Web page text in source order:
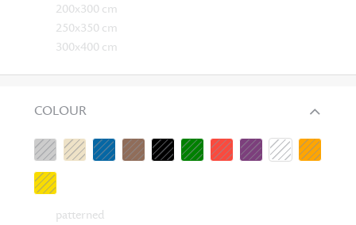
200x300 cm
250x350 cm
300x400 cm
COLOUR
patterned